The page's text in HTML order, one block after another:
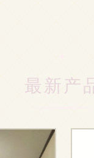
最新产